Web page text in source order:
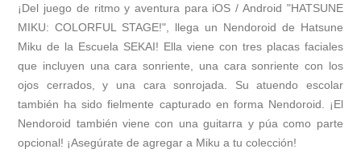
¡Del juego de ritmo y aventura para iOS / Android "HATSUNE
MIKU: COLORFUL STAGE!", llega un Nendoroid de Hatsune
Miku de la Escuela SEKAI! Ella viene con tres placas faciales
que incluyen una cara sonriente, una cara sonriente con los
ojos cerrados, y una cara sonrojada. Su atuendo escolar
también ha sido fielmente capturado en forma Nendoroid. ¡El
Nendoroid también viene con una guitarra y púa como parte
opcional! ¡Asegúrate de agregar a Miku a tu colección!